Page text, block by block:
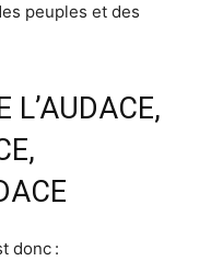
peuples et des
L’AUDACE,
donc :